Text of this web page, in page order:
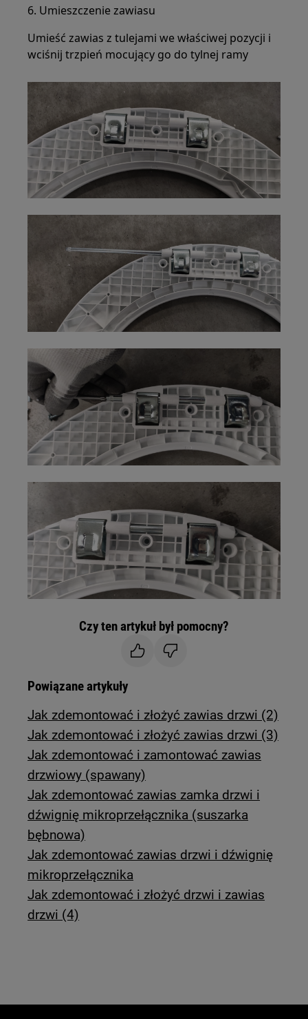
6. Umieszczenie zawiasu
Umieść zawias z tulejami we właściwej pozycji i
wciśnij trzpień mocujący go do tylnej ramy
Czy ten artykuł był pomocny?
Powiązane artykuły
Jak zdemontować i złożyć zawias drzwi (2)
Jak zdemontować i złożyć zawias drzwi (3)
Jak zdemontować i zamontować zawias
drzwiowy (spawany)
Jak zdemontować zawias zamka drzwi i
dźwignię mikroprzełącznika (suszarka
bębnowa)
Jak zdemontować zawias drzwi i dźwignię
mikroprzełącznika
Jak zdemontować i złożyć drzwi i zawias
drzwi (4)